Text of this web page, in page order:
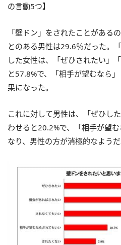
の言動5つ】
「壁ドン」をされたことがある
とのある男性は29.6％だった。
した女性は、「ぜひされたい」
と57.8%で、「相手が望むなら
果になった。
これに対して男性は、「ぜひし
わせると20.2%で、「相手が望
なり、男性の方が消極的なようだ